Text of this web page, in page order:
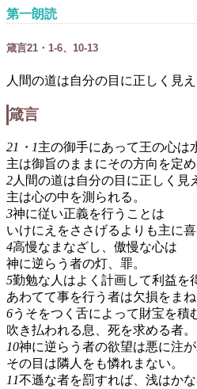
第一朗読
箴言21・1-6、10-13
人間の道は自分の目に正しく見え
箴言
21・1主の御手にあって王の心は
主は御旨のままにその方向を定め
2人間の道は自分の目に正しく見
主は心の中を測られる。
3神に従い正義を行うことは
いけにえをささげるよりも主に喜
4高慢なまなざし、傲慢な心は
神に逆らう者の灯、罪。
5勤勉な人はよく計画して利益を
あわてて事を行う者は欠損をまね
6うそをつく舌によって財宝を積
吹き払われる息、死を求める者。
10神に逆らう者の欲望は悪に注
その目は隣人をも憐れまない。
11不遜な者を罰すれば、浅はかな